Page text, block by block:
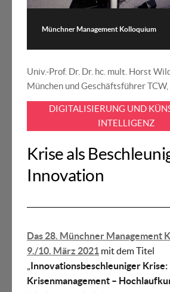
Münchner Management Kolloquium
Univ.-Prof. Dr. Dr. hc. mult. Horst
München und Geschäftsführer
DIGITALISIERUNG UND
INTELLIGENZ
Krise als
Innovation
Das 28. Münchner Management
9./10. März 2021 mit dem Titel
„Innovationsbeschleuniger Krise:
Krisenmanagement –